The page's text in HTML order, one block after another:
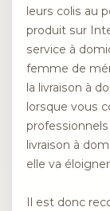
leurs colis au
produit sur
service à
femme de
la livraison à
lorsque vous
livraison à
elle va
Il est donc